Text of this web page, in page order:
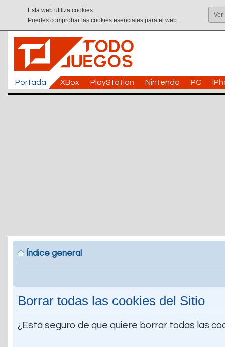
Esta web utiliza cookies.
Puedes comprobar las cookies esenciales para el web.
Ver
Portada XBox PlayStation Nintendo PC
Índice general
Borrar todas las cookies del Sitio
¿Está seguro de que quiere borrar todas las